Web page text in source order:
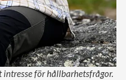
för hållbarhetsfrågor.